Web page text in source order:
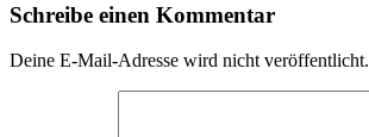
Schreibe einen Kommentar
Deine E-Mail-Adresse wird nicht veröffentlicht.